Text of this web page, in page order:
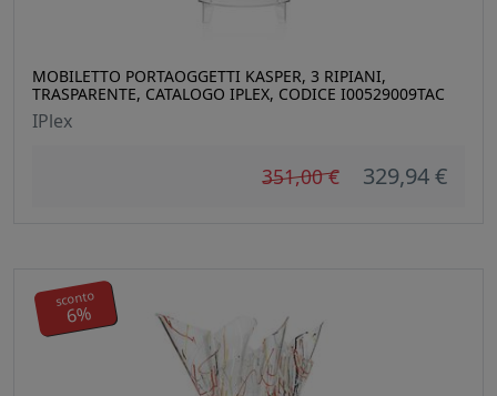
MOBILETTO PORTAOGGETTI KASPER, 3 RIPIANI,
TRASPARENTE, CATALOGO IPLEX, CODICE I00529009TAC
IPlex
351,00 € 329,94 €
sconto
6%